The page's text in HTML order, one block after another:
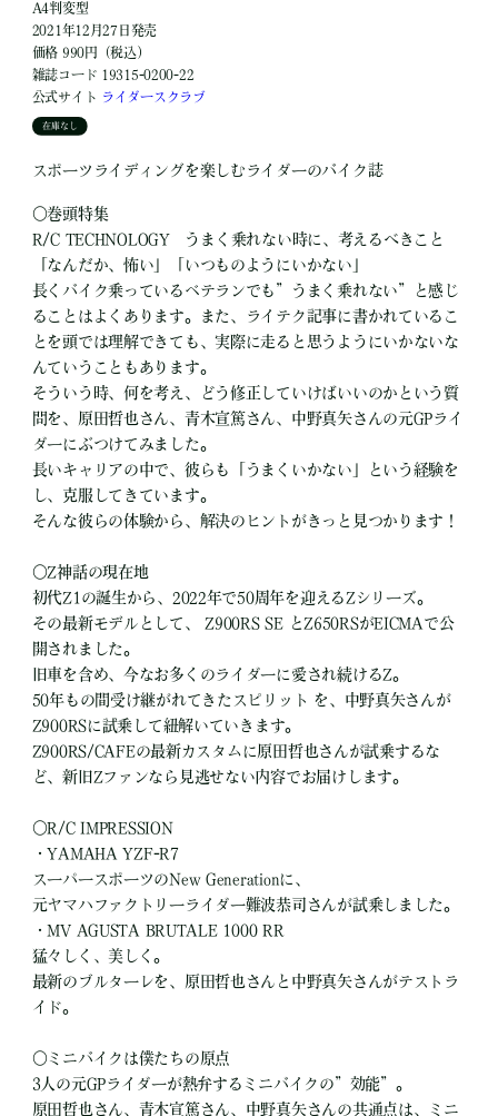
A4判変型
2021年12月27日発売
価格 990円（税込）
雑誌コード 19315-0200-22
公式サイト ライダースクラブ
在庫なし
スポーツライディングを楽しむライダーのバイク誌
○巻頭特集
R/C TECHNOLOGY うまく乗れない時に、考えるべきこと
「なんだか、怖い」「いつものようにいかない」
長くバイク乗っているベテランでも”うまく乗れない”と感じ
ることはよくあります。また、ライテク記事に書かれているこ
とを頭では理解できても、実際に走ると思うようにいかないな
んていうこともあります。
そういう時、何を考え、どう修正していけばいいのかという質
問を、原田哲也さん、青木宣篤さん、中野真矢さんの元GPライ
ダーにぶつけてみました。
長いキャリアの中で、彼らも「うまくいかない」という経験を
し、克服してきています。
そんな彼らの体験から、解決のヒントがきっと見つかります！
○Z神話の現在地
初代Z1の誕生から、2022年で50周年を迎えるZシリーズ。
その最新モデルとして、 Z900RS SE とZ650RSがEICMAで公
開されました。
旧車を含め、今なお多くのライダーに愛され続けるZ。
50年もの間受け継がれてきたスピリット を、中野真矢さんが
Z900RSに試乗して紐解いていきます。
Z900RS/CAFEの最新カスタムに原田哲也さんが試乗するな
ど、新旧Zファンなら見逃せない内容でお届けします。
○R/C IMPRESSION
・YAMAHA YZF-R7
スーパースポーツのNew Generationに、
元ヤマハファクトリーライダー難波恭司さんが試乗しました。
・MV AGUSTA BRUTALE 1000 RR
猛々しく、美しく。
最新のブルターレを、原田哲也さんと中野真矢さんがテストラ
イド。
○ミニバイクは僕たちの原点
3人の元GPライダーが熱弁するミニバイクの”効能”。
原田哲也さん、青木宣篤さん、中野真矢さんの共通点は、ミニ